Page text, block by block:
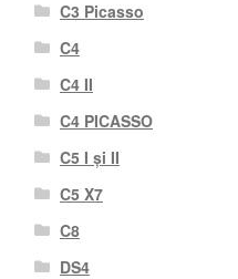
C3 Picasso
C4
C4 II
C4 PICASSO
C5 I și II
C5 X7
C8
DS4